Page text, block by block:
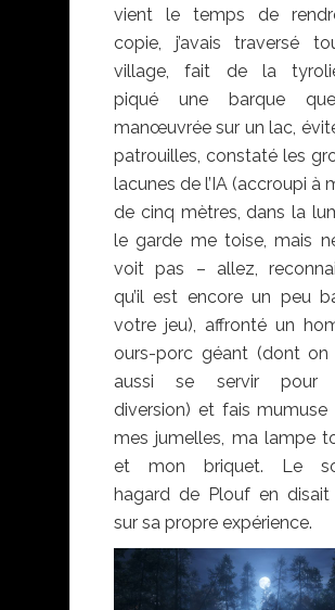
vient le temps de
copie, j’avais traversé
village, fait de la
piqué une barque
manœuvrée sur un lac,
patrouilles, constaté les
lacunes de l’IA (accroupi à
de cinq mètres, dans la
le garde me toise, mais
voit pas – allez,
qu’il est encore un peu
votre jeu), affronté un
ours-porc géant (dont on
aussi se servir pour
diversion) et fais mumuse
mes jumelles, ma lampe
et mon briquet. Le
hagard de Plouf en disait
sur sa propre expérience.